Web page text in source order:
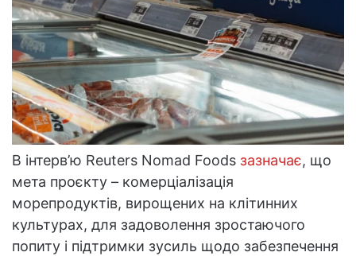
В інтерв’ю Reuters Nomad Foods зазначає, що
мета проєкту – комерціалізація
морепродуктів, вирощених на клітинних
культурах, для задоволення зростаючого
попиту і підтримки зусиль щодо забезпечення